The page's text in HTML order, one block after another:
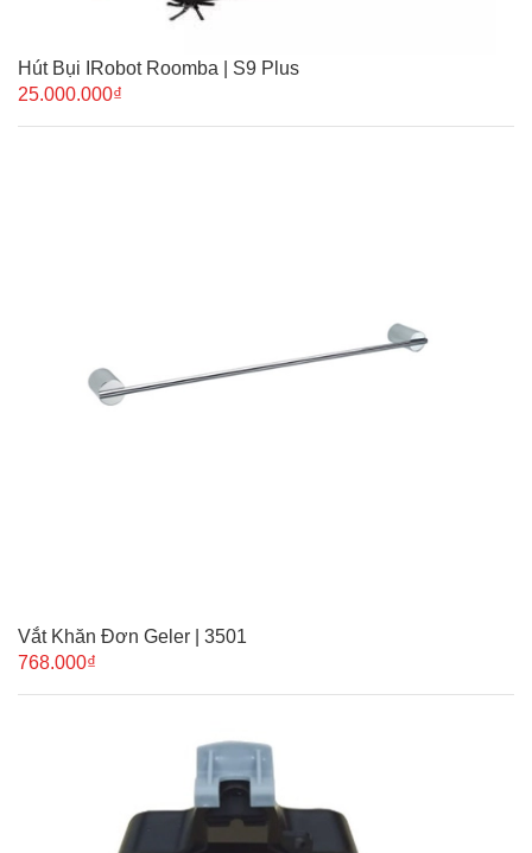
Hút Bụi IRobot Roomba | S9 Plus
25.000.000₫
Vắt Khăn Đơn Geler | 3501
768.000₫